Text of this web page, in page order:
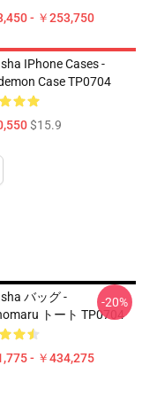
- ￥253,750
IPhone Cases -
Case TP0704
$15.9
バッグ -
トート TP0704
- ￥434,275
-20%